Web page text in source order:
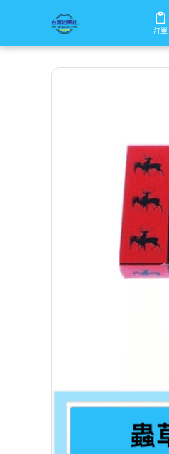
訂單
訂單
首頁 / 男性保健